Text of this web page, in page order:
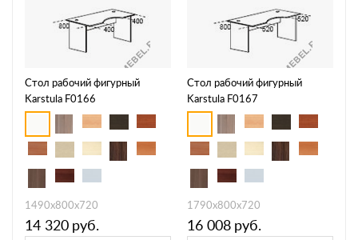
Стол рабочий фигурный
Karstula F0166
1490х800х720
14 320 руб.
Стол рабочий фигурный
Karstula F0167
1790х800х720
16 008 руб.